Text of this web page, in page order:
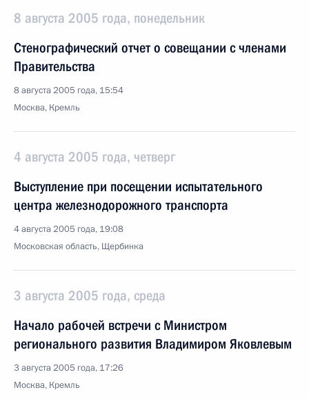
8 августа 2005 года, понедельник
Стенографический отчет о совещании с членами
Правительства
8 августа 2005 года, 15:54
Москва, Кремль
4 августа 2005 года, четверг
Выступление при посещении испытательного
центра железнодорожного транспорта
4 августа 2005 года, 19:08
Московская область, Щербинка
3 августа 2005 года, среда
Начало рабочей встречи с Министром
регионального развития Владимиром Яковлевым
3 августа 2005 года, 17:26
Москва, Кремль